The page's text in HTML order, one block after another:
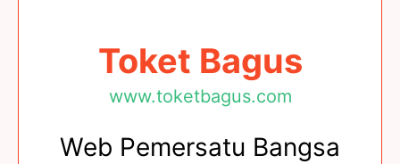
Toket Bagus
www.toketbagus.com
Web Pemersatu Bangsa